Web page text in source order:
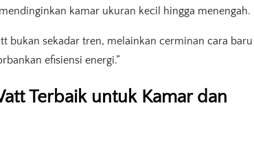
kamar ukuran kecil hingga menengah.
bukan sekadar tren, melainkan cerminan cara baru
efisiensi energi.”
Terbaik untuk Kamar dan